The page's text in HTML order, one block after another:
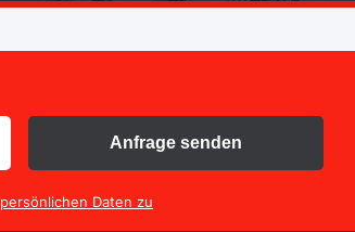
persönlichen Daten zu
Anfrage senden